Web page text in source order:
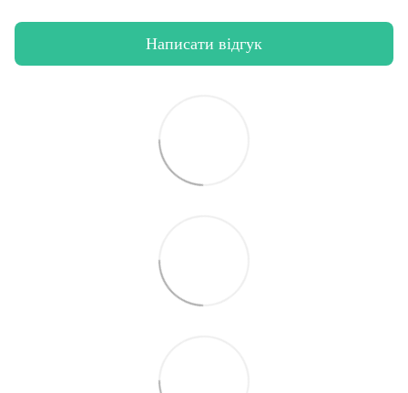
Написати відгук